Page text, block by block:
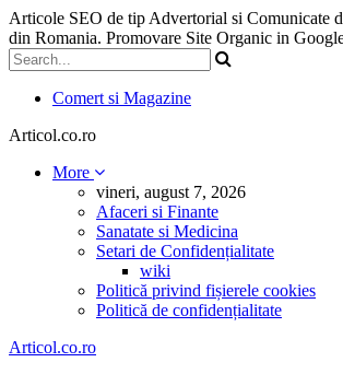
Articole SEO de tip Advertorial si Comunicate
din Romania. Promovare Site Organic in
Comert si Magazine
Articol.co.ro
More
vineri, august 7, 2026
Afaceri si Finante
Sanatate si Medicina
Setari de Confidențialitate
wiki
Politică privind fișierele cookies
Politică de confidențialitate
Articol.co.ro